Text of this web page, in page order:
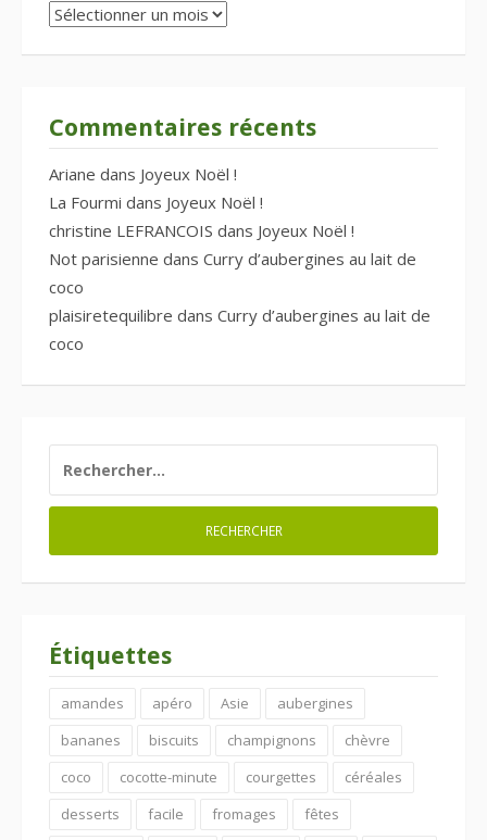
Archives
Commentaires récents
Ariane dans Joyeux Noël !
La Fourmi dans Joyeux Noël !
christine LEFRANCOIS dans Joyeux Noël !
Not parisienne dans Curry d’aubergines au lait de
coco
plaisiretequilibre dans Curry d’aubergines au lait de
coco
Étiquettes
amandes apéro Asie
aubergines
bananes
biscuits champignons
chèvre
coco
cocotte-minute courgettes
céréales
desserts
facile fromages
fêtes